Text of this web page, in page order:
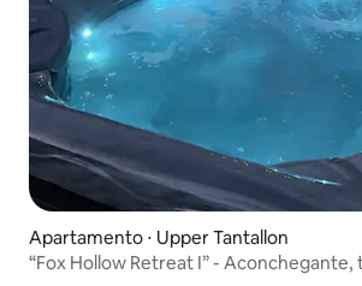
Apartamento ⋅ Upper Tantallon
“Fox Hollow Retreat I” -